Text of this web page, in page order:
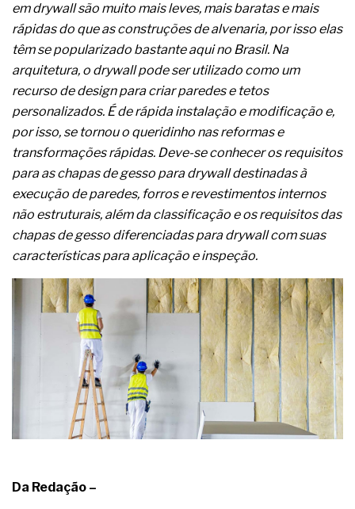
O desenho industrial ganha espaço como
estratégia competitiva nas empresas
materiais cimentícios com fibra de vidro
A próxima vantagem competitiva não está no
modelo de IA
A IA elevou a régua do comprador B2B e a venda
em drywall são muito mais leves, mais baratas e mais
rápidas do que as construções de alvenaria, por isso elas
têm se popularizado bastante aqui no Brasil. Na
arquitetura, o drywall pode ser utilizado como um
recurso de design para criar paredes e tetos
personalizados. É de rápida instalação e modificação e,
por isso, se tornou o queridinho nas reformas e
transformações rápidas. Deve-se conhecer os requisitos
para as chapas de gesso para drywall destinadas à
execução de paredes, forros e revestimentos internos
não estruturais, além da classificação e os requisitos das
chapas de gesso diferenciadas para drywall com suas
características para aplicação e inspeção.
Da Redação –